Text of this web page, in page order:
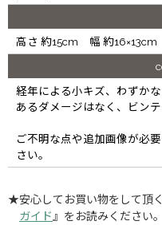
高さ 約15cm 幅 約16×13cm
経年による小キズ、わずか
あるダメージはなく、ビン
ご不明な点や追加画像が必
さい。
★安心してお買い物をして頂
ガイド 』をお読みください。